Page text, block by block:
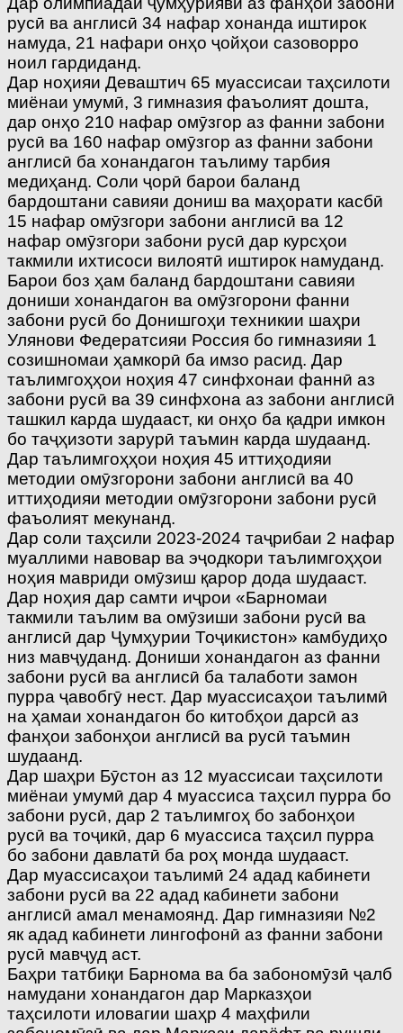
русӣ ва англисӣ 34 нафар хонанда иштирок
намуда, 21 нафари онҳо ҷойҳои сазоворро
ноил гардиданд.
Дар ноҳияи Деваштич 65 муассисаи таҳсилоти
миёнаи умумӣ, 3 гимназия фаъолият дошта,
дар онҳо 210 нафар омӯзгор аз фанни забони
русӣ ва 160 нафар омӯзгор аз фанни забони
англисӣ ба хонандагон таълиму тарбия
медиҳанд. Соли ҷорӣ барои баланд
бардоштани савияи дониш ва маҳорати касбӣ
15 нафар омӯзгори забони англисӣ ва 12
нафар омӯзгори забони русӣ дар курсҳои
такмили ихтисоси вилоятӣ иштирок намуданд.
Барои боз ҳам баланд бардоштани савияи
дониши хонандагон ва омӯзгорони фанни
забони русӣ бо Донишгоҳи техникии шаҳри
Улянови Федератсияи Россия бо гимназияи 1
созишномаи ҳамкорӣ ба имзо расид. Дар
таълимгоҳҳои ноҳия 47 синфхонаи фаннӣ аз
забони русӣ ва 39 синфхона аз забони англисӣ
ташкил карда шудааст, ки онҳо ба қадри имкон
бо таҷҳизоти зарурӣ таъмин карда шудаанд.
Дар таълимгоҳҳои ноҳия 45 иттиҳодияи
методии омӯзгорони забони англисӣ ва 40
иттиҳодияи методии омӯзгорони забони русӣ
фаъолият мекунанд.
Дар соли таҳсили 2023-2024 таҷрибаи 2 нафар
муаллими навовар ва эҷодкори таълимгоҳҳои
ноҳия мавриди омӯзиш қарор дода шудааст.
Дар ноҳия дар самти иҷрои «Барномаи
такмили таълим ва омӯзиши забони русӣ ва
англисӣ дар Ҷумҳурии Тоҷикистон» камбудиҳо
низ мавҷу­данд. Дониши хонандагон аз фанни
забони русӣ ва англисӣ ба талаботи замон
пурра ҷавобгӯ нест. Дар муассисаҳои таълимӣ
на ҳамаи хонандагон бо китобҳои дарсӣ аз
фанҳои забонҳои англисӣ ва русӣ таъмин
шудаанд.
Дар шаҳри Бӯстон аз 12 муассисаи таҳсилоти
миёнаи уму­мӣ дар 4 муассиса таҳсил пурра бо
забони русӣ, дар 2 таълимгоҳ бо забонҳои
русӣ ва тоҷикӣ, дар 6 муассиса таҳсил пурра
бо забони давлатӣ ба роҳ монда шудааст.
Дар муассисаҳои таълимӣ 24 адад кабинети
забони русӣ ва 22 адад кабинети забони
англисӣ амал менамоянд. Дар гимназияи №2
як адад кабинети лингофонӣ аз фанни забони
русӣ мавҷуд аст.
Баҳри татбиқи Барнома ва ба забономӯзӣ ҷалб
намудани хонандагон дар Марказҳои
таҳсилоти иловагии шаҳр 4 маҳфили